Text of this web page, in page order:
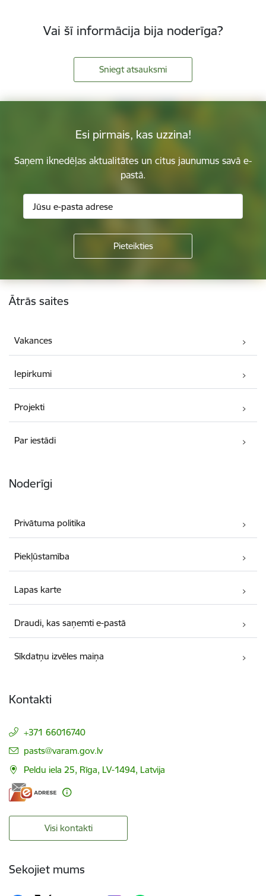
Vai šī informācija bija noderīga?
Sniegt atsauksmi
Esi pirmais, kas uzzina!
Saņem iknedēļas aktualitātes un citus jaunumus savā e-
pastā.
Kājene
Ātrās saites
Vakances
Iepirkumi
Projekti
Par iestādi
Noderīgi
Privātuma politika
Piekļūstamība
Lapas karte
Draudi, kas saņemti e-pastā
Sīkdatņu izvēles maiņa
Kontakti
+371 66016740
E-pasts:
pasts@varam.gov.lv
Peldu iela 25, Rīga, LV-1494, Latvija
Visi kontakti
Sekojiet mums